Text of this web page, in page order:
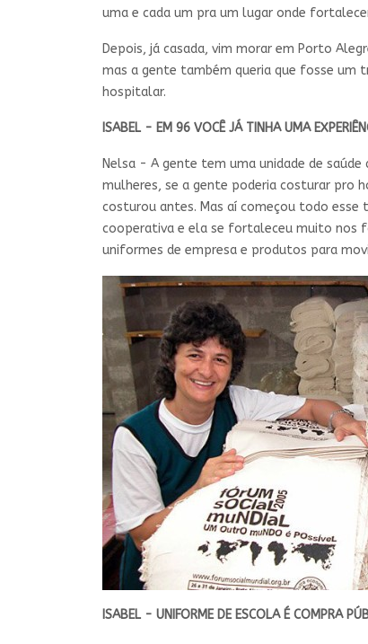
uma e cada um pra um lugar onde
Depois, já casada, vim morar em Porto
mas a gente também queria que fosse um
hospitalar.
ISABEL - EM 96 VOCÊ JÁ TINHA UMA
Nelsa - A gente tem uma unidade de
mulheres, se a gente poderia costurar pro
costurou antes. Mas aí começou todo
cooperativa e ela se fortaleceu muito nos
uniformes de empresa e produtos para
ISABEL - UNIFORME DE ESCOLA É COMPRA